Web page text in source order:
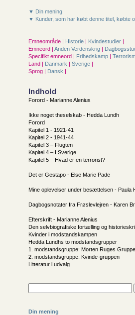
▼ Din mening
▼ Kunder, som har købt denne titel, købte
Emneområde | Historie | Kvindestudier |
Emneord | Anden Verdenskrig |
Specifikt emneord | Frihedskamp |
Land | Danmark | Sverige |
Sprog | Dansk |
Indhold
Forord - Marianne Alenius
Ikke noget theselskab - Hedda Lundh
Forord
Kapitel 1 - 1921-41
Kapitel 2 - 1941-44
Kapitel 3 – Flugten
Kapitel 4 – I Sverige
Kapitel 5 – Hvad er en terrorist?
Det er Gestapo - Else Marie Pade
Mine oplevelser under besættelsen - Paula
Dagbogsnotater fra Frøslevlejren - Karen
Efterskrift - Marianne Alenius
Den selvbiografiske fortælling og
Kvinder i modstandskampen
Hedda Lundhs to modstandsgrupper
1. modstandsgruppe: Morten Ruges Gruppe
2. modstandsgruppe: Kvinde-gruppen
Litteratur i udvalg
Din mening